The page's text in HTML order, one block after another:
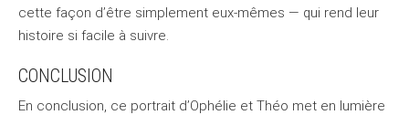
cette façon d’être simplement eux-mêmes — qui rend leur
histoire si facile à suivre.
CONCLUSION
En conclusion, ce portrait d’Ophélie et Théo met en lumière